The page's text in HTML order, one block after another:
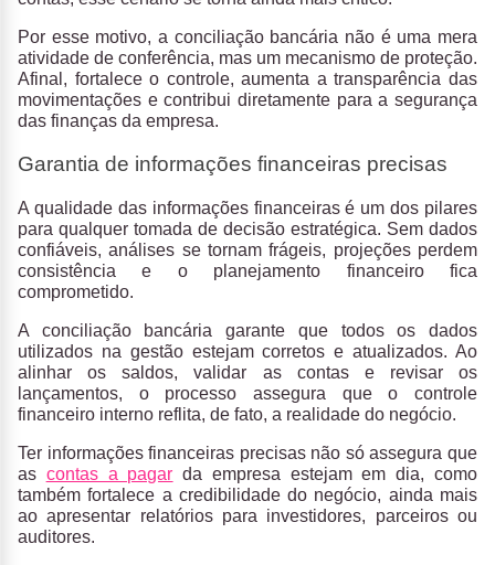
Por esse motivo, a conciliação bancária não é uma mera
atividade de conferência, mas um mecanismo de proteção.
Afinal, fortalece o controle, aumenta a transparência das
movimentações e contribui diretamente para a segurança
das finanças da empresa.
Garantia de informações financeiras precisas
A qualidade das informações financeirasé um dos pilares
para qualquer tomada de decisão estratégica. Sem dados
confiáveis, análises se tornam frágeis, projeções perdem
consistência e o planejamento financeiro fica
comprometido.
A conciliação bancária garante que todos os dados
utilizados na gestão estejam corretos e atualizados. Ao
alinhar os saldos, validar as contas e revisar os
lançamentos, o processo assegura que o controle
financeiro interno reflita, de fato, a realidade do negócio.
Ter informações financeiras precisas não só assegura que
as contas a pagar da empresa estejam em dia, como
também fortalece a credibilidade do negócio, ainda mais
ao apresentar relatórios para investidores, parceiros ou
auditores.